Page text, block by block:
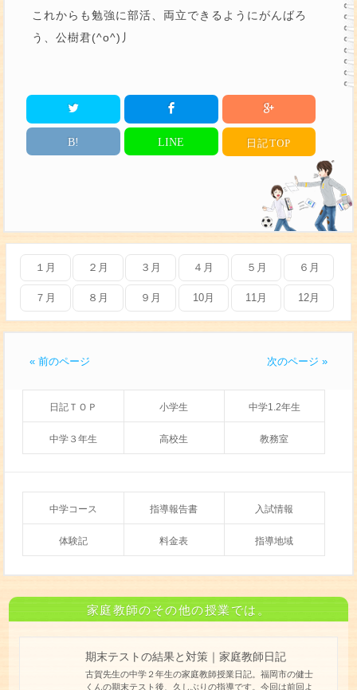
これからも勉強に部活、両立できるようにがんばろ
う、公樹君(^o^)丿
B! LINE 日記TOP
１月 ２月 ３月 ４月 ５月 ６月
７月 ８月 ９月 10月 11月 12月
« 前のページ 次のページ »
日記ＴＯＰ 小学生 中学1.2年生
中学３年生 高校生 教務室
中学コース 指導報告書 入試情報
体験記 料金表 指導地域
家庭教師のその他の授業では。
期末テストの結果と対策｜家庭教師日記
古賀先生の中学２年生の家庭教師授業日記。福岡市の健士
くんの期末テスト後、久しぶりの指導です。今回は前回よ